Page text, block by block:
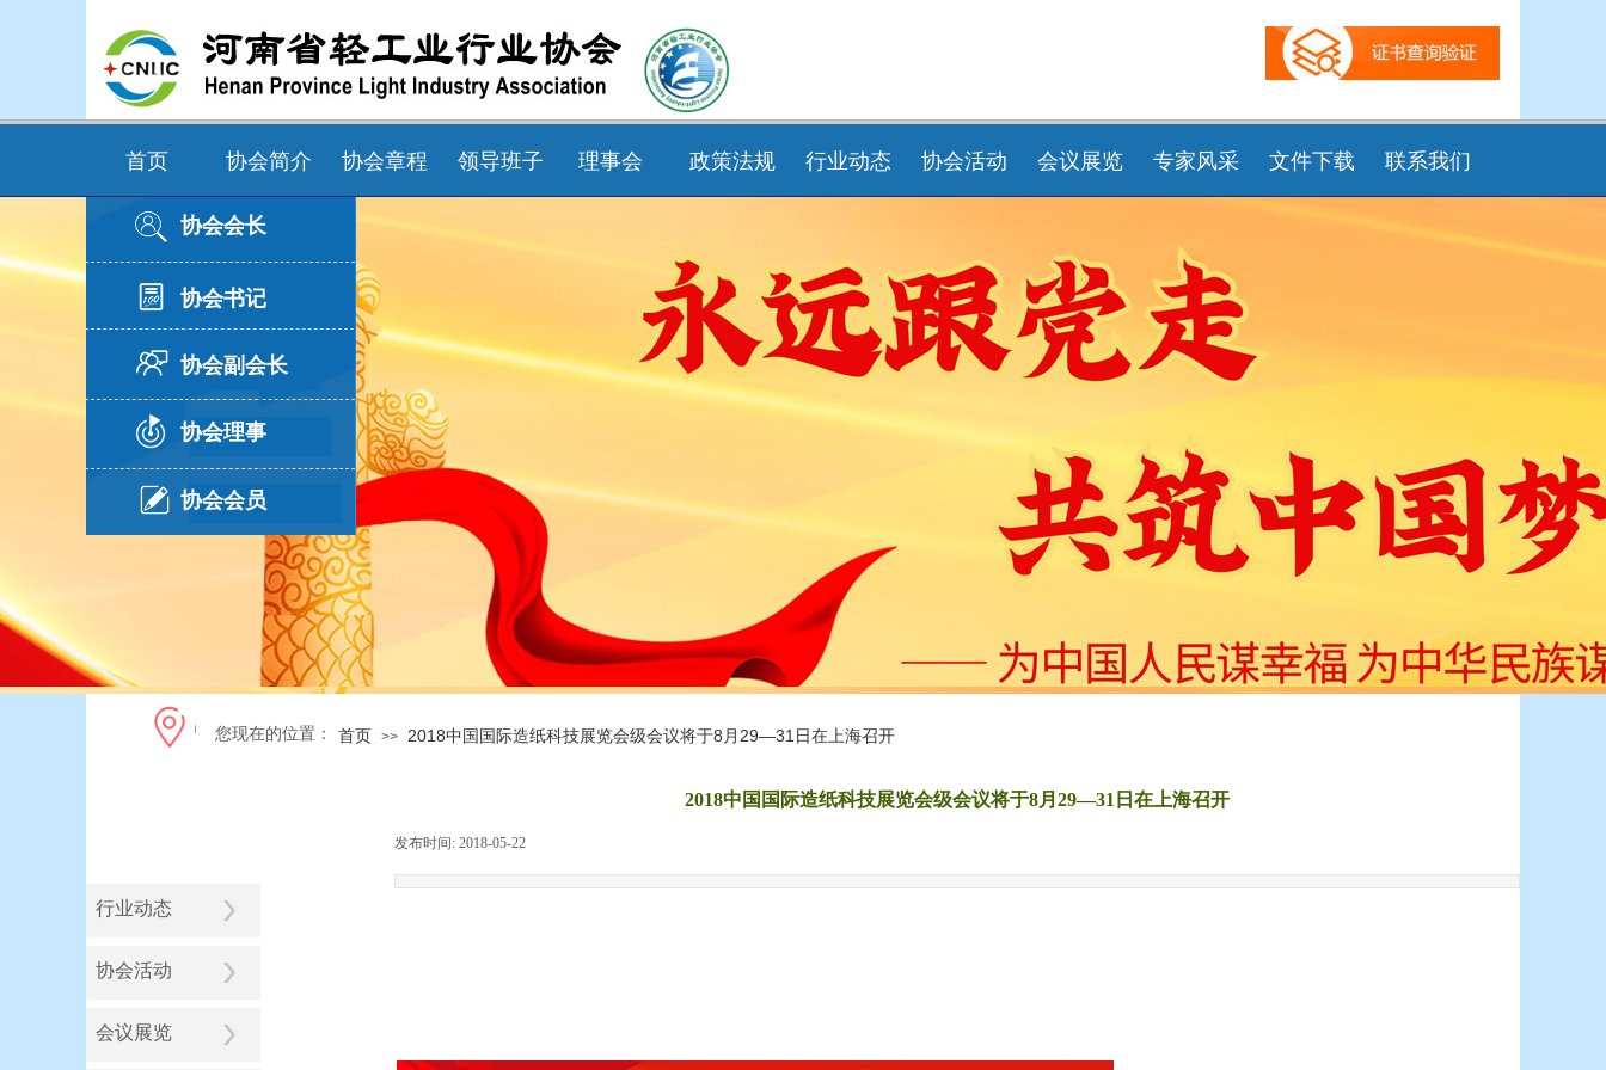
协会活动
首页 协会简介 协会章程 领导班子 理事会 政策法规 行业动态 协会活动 会议展览 专家风采 文件下载 联系我们
协会会长
协会书记
协会理事
协会会员
协会副会长
您现在的位置： 首页 >> 2018中国国际造纸科技展览会级会议将于8月29—31日在上海召开
2018中国国际造纸科技展览会级会议将于8月29—31日在上海召开
发布时间: 2018-05-22
行业动态
会议展览